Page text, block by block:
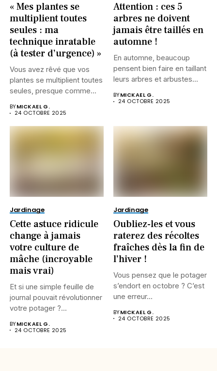
« Mes plantes se
multiplient toutes
seules : ma
technique inratable
(à tester d’urgence) »
Vous avez rêvé que vos
plantes se multiplient toutes
seules, presque comme...
BYMICKAEL G.
24 OCTOBRE 2025
Attention : ces 5
arbres ne doivent
jamais être taillés en
automne !
En automne, beaucoup
pensent bien faire en taillant
leurs arbres et arbustes...
BYMICKAEL G.
24 OCTOBRE 2025
Jardinage
Cette astuce ridicule
change à jamais
votre culture de
mâche (incroyable
mais vrai)
Et si une simple feuille de
journal pouvait révolutionner
votre potager ?...
BYMICKAEL G.
24 OCTOBRE 2025
Jardinage
Oubliez-les et vous
raterez des récoltes
fraîches dès la fin de
l’hiver !
Vous pensez que le potager
s’endort en octobre ? C’est
une erreur...
BYMICKAEL G.
24 OCTOBRE 2025